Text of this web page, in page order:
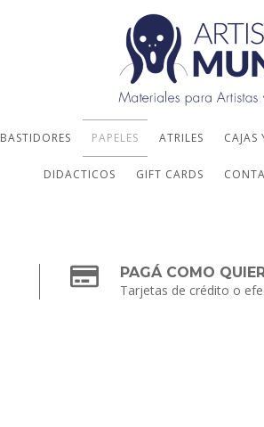
BASTIDORES PAPELES ATRILES CAJAS
DIDACTICOS GIFT CARDS
PAGÁ COMO
Tarjetas de crédito o